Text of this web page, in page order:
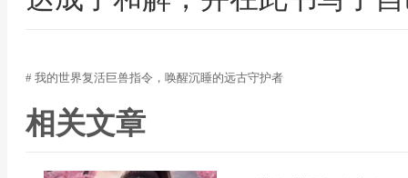
# 我的世界复活巨兽指令，唤醒沉睡的远古守护者
相关文章